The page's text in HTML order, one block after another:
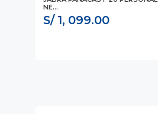
NE...
S/ 1, 099.00